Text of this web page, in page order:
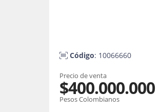
Código: 10066660
Precio de venta
$400.000.000
Pesos Colombianos